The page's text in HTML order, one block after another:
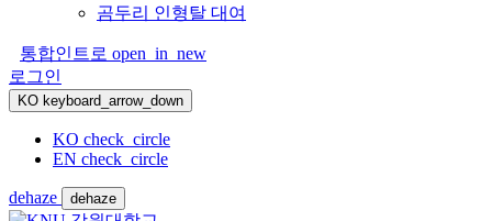
곰두리 인형탈 대여
통합인트로 open_in_new
로그인
KO keyboard_arrow_down
KO check_circle
EN check_circle
dehaze dehaze